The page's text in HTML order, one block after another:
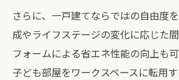
さらに、一戸建てならではの自由度
成やライフステージの変化に応じた
フォームによる省エネ性能の向上も可
子ども部屋をワークスペースに転用